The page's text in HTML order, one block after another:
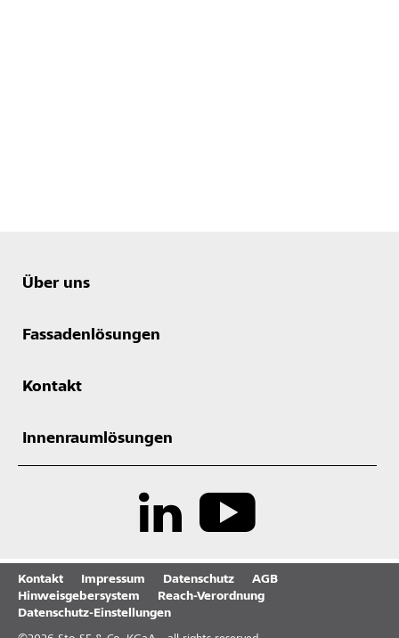
Über uns
Fassadenlösungen
Kontakt
Innenraumlösungen
Kontakt Impressum Datenschutz
AGB
Hinweisgebersystem
Reach-Verordnung
Datenschutz-Einstellungen